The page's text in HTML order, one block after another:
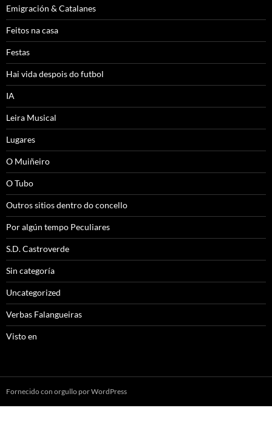
Emigración & Catalanes
Feitos na casa
Festas
Hai vida despois do futbol
IA
Leira Musical
Lugares
O Muiñeiro
O Tubo
Outros sitios dentro do concello
Por algún tempo Peculiares
S.D. Castroverde
Sin categoría
Uncategorized
Verbas Falangueiras
Visto en
Fornecido con orgullo por WordPress